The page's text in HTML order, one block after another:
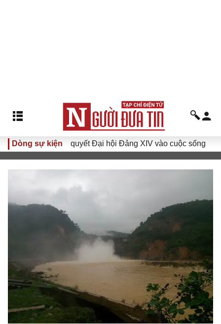
Dòng sự kiện
Nghị quyết Đại hội Đảng XIV vào cuộc sống Hướng